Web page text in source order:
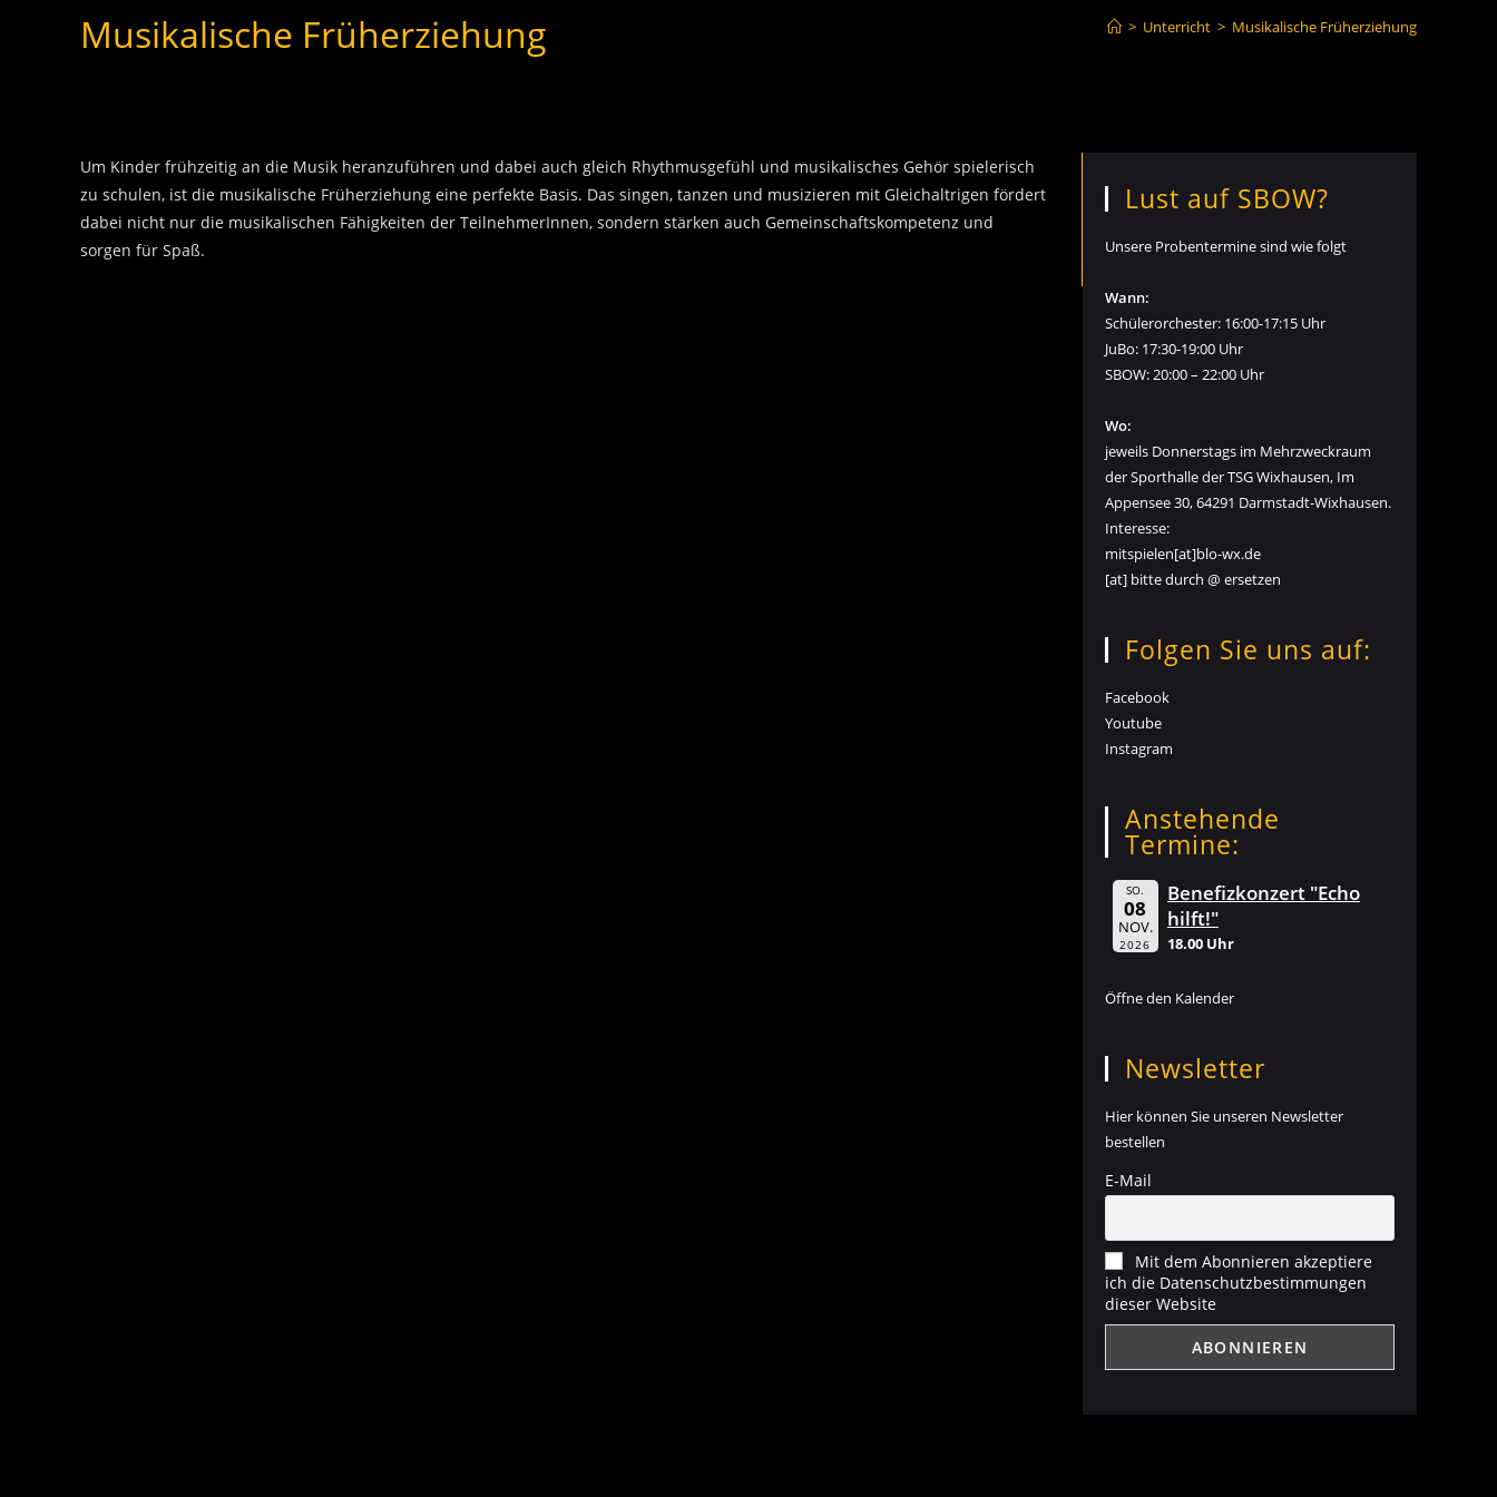
Musikalische Früherziehung > Unterricht > Musikalische Früherziehung
Um Kinder frühzeitig an die Musik heranzuführen und dabei auch gleich Rhythmusgefühl und musikalisches Gehör spielerisch
zu schulen, ist die musikalische Früherziehung eine perfekte Basis. Das singen, tanzen und musizieren mit Gleichaltrigen fördert
dabei nicht nur die musikalischen Fähigkeiten der TeilnehmerInnen, sondern stärken auch Gemeinschaftskompetenz und
sorgen für Spaß.
Lust auf SBOW?
Unsere Probentermine sind wie folgt
Wann:
Schülerorchester: 16:00-17:15 Uhr
JuBo: 17:30-19:00 Uhr
SBOW: 20:00 – 22:00 Uhr
Wo:
jeweils Donnerstags im Mehrzweckraum
der Sporthalle der TSG Wixhausen, Im
Appensee 30, 64291 Darmstadt-Wixhausen.
Interesse:
mitspielen[at]blo-wx.de
[at] bitte durch @ ersetzen
Folgen Sie uns auf:
Facebook
Youtube
Instagram
Anstehende
Termine:
SO.
08
NOV.
2026
Benefizkonzert "Echo
hilft!"
18.00 Uhr
Öffne den Kalender
Newsletter
Hier können Sie unseren Newsletter
bestellen
E-Mail
Mit dem Abonnieren akzeptiere
ich die Datenschutzbestimmungen
dieser Website